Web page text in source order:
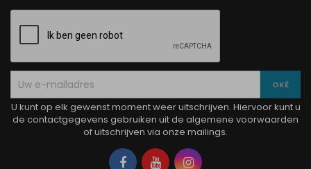
U kunt op elk gewenst moment weer uitschrijven. Hiervoor kunt u
de contactgegevens gebruiken uit de algemene voorwaarden
of uitschrijven via onze mailings.
Facebook
YouTubeInstagram